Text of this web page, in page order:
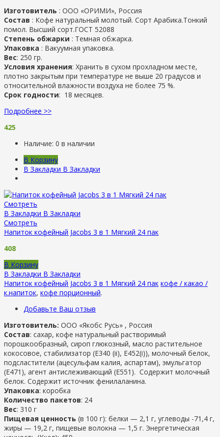
Изготовитель : ООО «ОРИМИ», Россия
Состав : Кофе натуральный молотый. Сорт Арабика.Тонкий
помол. Высший сорт.ГОСТ 52088
Степень обжарки : Темная обжарка.
Упаковка : Вакуумная упаковка.
Вес: 250 гр.
Условия хранения: Хранить в сухом прохладном месте,
плотно закрытым при температуре не выше 20 градусов и
относительной влажности воздуха не более 75 %.
Срок годности: 18 месяцев.
Подробнее >>
425
Наличие: 0 в наличии
В Корзину
В Закладки В Закладки
Смотреть
В Закладки В Закладки
Смотреть
Напиток кофейный Jacobs 3 в 1 Мягкий 24 пак
408
В Корзину
В Закладки В Закладки
Напиток кофейный Jacobs 3 в 1 Мягкий 24 пак кофе / какао /
к.напиток, кофе порционный.
Добавьте Ваш отзыв
Изготовитель: ООО «Якобс Русь» , Россия
Состав: сахар, кофе натуральный растворимый
порошкообразный, сироп глюкозный, масло растительное
кокосовое, стабилизатор (Е340 (ii), Е452(i)), молочный белок,
подсластители (ацесульфам калия, аспартам), эмульгатор
(Е471), агент антислеживающий (Е551). Содержит молочный
белок. Содержит источник фенилаланина.
Упаковка: коробка
Количество пакетов: 24
Вес: 310 г
Пищевая ценность (в 100 г): белки — 2,1 г, углеводы -71,4 г,
жиры — 19,2 г, пищевые волокна — 1,5 г. Энергетическая